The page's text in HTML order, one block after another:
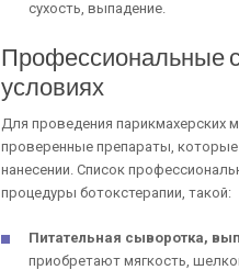
сухость, выпадение.
Профессиональные
условиях
Для проведения парикмахерских
проверенные препараты,
нанесении. Список
процедуры ботокстерапии, такой:
Питательная сыворотка,
приобретают мягкость,